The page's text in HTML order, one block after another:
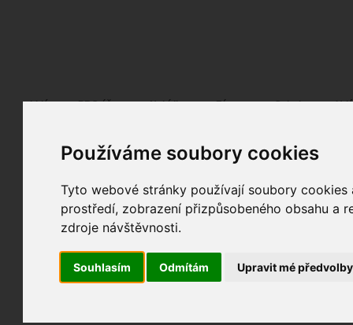
Používáme soubory cookies
Tyto webové stránky používají soubory
prostředí, zobrazení přizpůsobeného obsahu a
zdroje návštěvnosti.
Souhlasím Odmítám Upravit mé předvolby
Lidé PRO účet Nabídky Fórum Galerie